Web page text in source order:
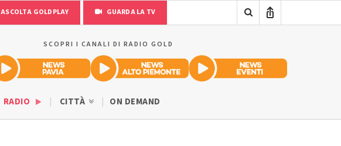
ASCOLTA GOLDPLAY GUARDA LA TV
SCOPRI I CANALI DI RADIO GOLD
RADIO CITTÀ ON DEMAND